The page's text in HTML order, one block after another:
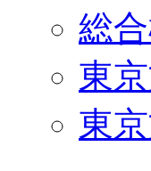
総
東
東